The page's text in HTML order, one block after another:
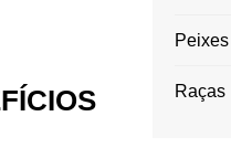
Peixes
Raças